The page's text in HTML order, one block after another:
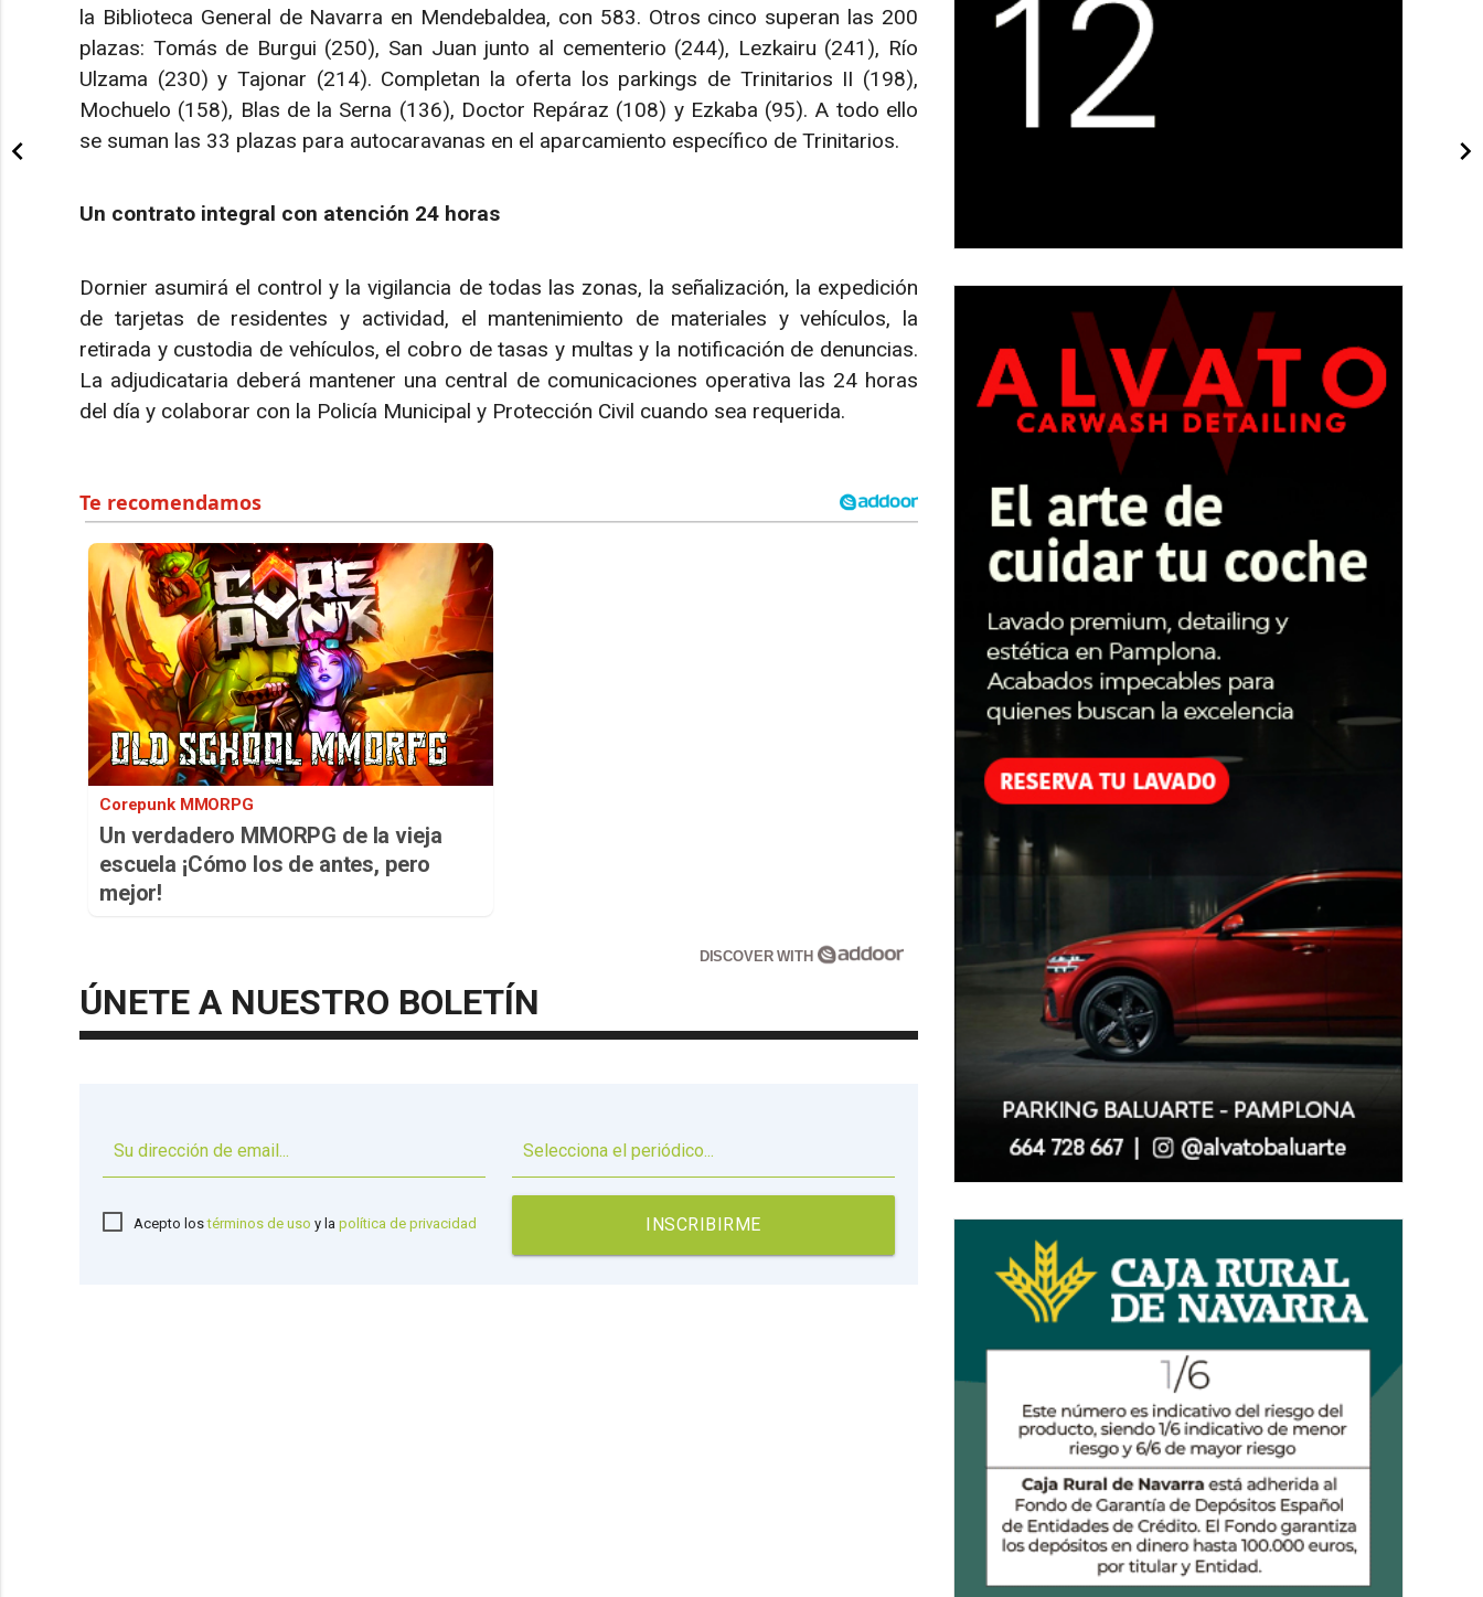
la Biblioteca General de Navarra en Mendebaldea, con 583. Otros cinco superan las 200
plazas: Tomás de Burgui (250), San Juan junto al cementerio (244), Lezkairu (241), Río
Ulzama (230) y Tajonar (214). Completan la oferta los parkings de Trinitarios II (198),
Mochuelo (158), Blas de la Serna (136), Doctor Repáraz (108) y Ezkaba (95). A todo ello
se suman las 33 plazas para autocaravanas en el aparcamiento específico de Trinitarios.
Un contrato integral con atención 24 horas
Dornier asumirá el control y la vigilancia de todas las zonas, la señalización, la expedición
de tarjetas de residentes y actividad, el mantenimiento de materiales y vehículos, la
retirada y custodia de vehículos, el cobro de tasas y multas y la notificación de denuncias.
La adjudicataria deberá mantener una central de comunicaciones operativa las 24 horas
del día y colaborar con la Policía Municipal y Protección Civil cuando sea requerida.
Corepunk MMORPG
Un verdadero MMORPG de la vieja
escuela ¡Cómo los de antes, pero
mejor!
DISCOVER WITH
ÚNETE A NUESTRO BOLETÍN
Acepto lostérminos de uso y la política de privacidad INSCRIBIRME